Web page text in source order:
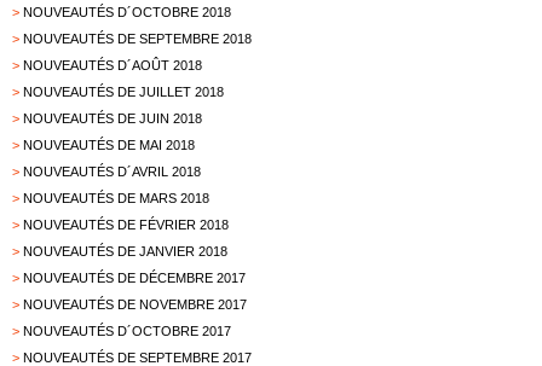
> NOUVEAUTÉS D´OCTOBRE 2018
> NOUVEAUTÉS DE SEPTEMBRE 2018
> NOUVEAUTÉS D´AOÛT 2018
> NOUVEAUTÉS DE JUILLET 2018
> NOUVEAUTÉS DE JUIN 2018
> NOUVEAUTÉS DE MAI 2018
> NOUVEAUTÉS D´AVRIL 2018
> NOUVEAUTÉS DE MARS 2018
> NOUVEAUTÉS DE FÉVRIER 2018
> NOUVEAUTÉS DE JANVIER 2018
> NOUVEAUTÉS DE DÉCEMBRE 2017
> NOUVEAUTÉS DE NOVEMBRE 2017
> NOUVEAUTÉS D´OCTOBRE 2017
> NOUVEAUTÉS DE SEPTEMBRE 2017